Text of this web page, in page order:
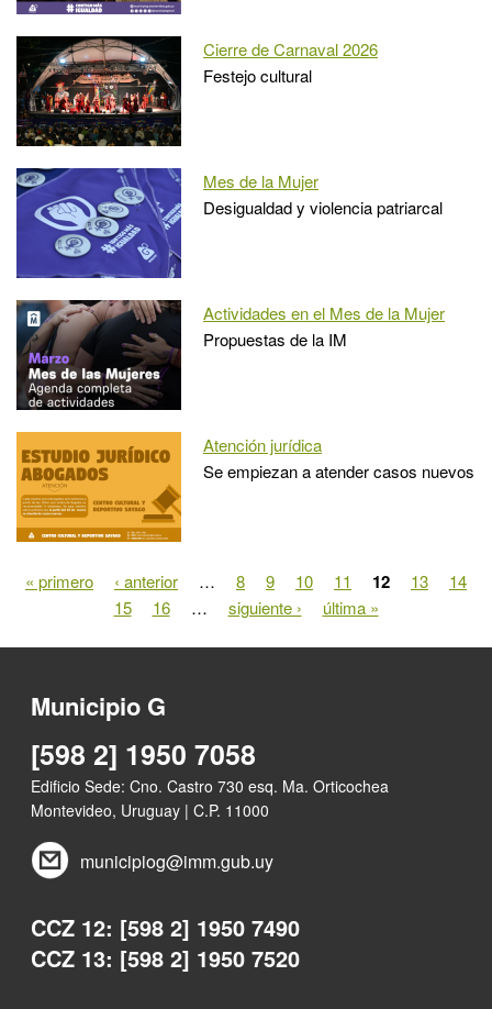
Cierre de Carnaval 2026
Festejo cultural
Mes de la Mujer
Desigualdad y violencia patriarcal
Actividades en el Mes de la Mujer
Propuestas de la IM
Atención jurídica
Se empiezan a atender casos nuevos
Páginas
« primero ‹ anterior … 8 9 10 11 12 13
14
15
16 … siguiente › última »
Municipio G
[598 2] 1950 7058
Edificio Sede: Cno. Castro 730 esq. Ma. Orticochea
Montevideo, Uruguay | C.P. 11000
municipiog@imm.gub.uy
CCZ 12: [598 2] 1950 7490
CCZ 13: [598 2] 1950 7520